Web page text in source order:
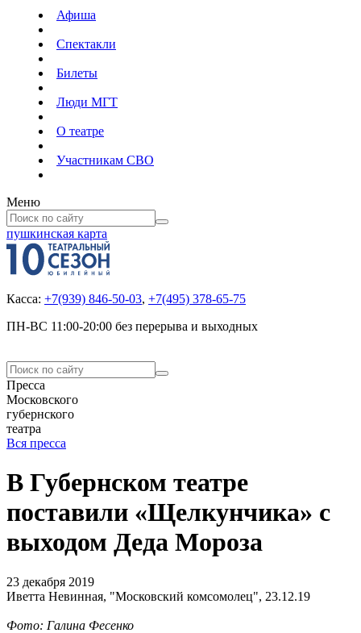
Афиша
Спектакли
Билеты
Люди МГТ
О театре
Участникам СВО
Меню
пушкинская карта
Касса: +7(939) 846-50-03, +7(495) 378-65-75
ПН-ВС 11:00-20:00 без перерыва и выходных
Пресса
Московского
губернского
театра
Вся пресса
В Губернском театре
поставили «Щелкунчика» с
выходом Деда Мороза
23 декабря 2019
Иветта Невинная, "Московский комсомолец", 23.12.19
Фото: Галина Фесенко